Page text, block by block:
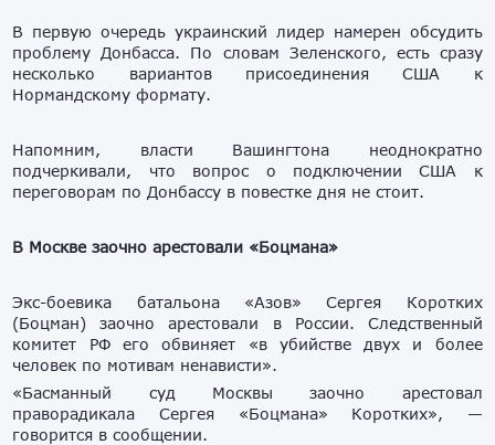
В первую очередь украинский лидер намерен обсудить
проблему Донбасса. По словам Зеленского, есть сразу
несколько вариантов присоединения США к
Нормандскому формату.
Напомним, власти Вашингтона неоднократно
подчеркивали, что вопрос о подключении США к
переговорам по Донбассу в повестке дня не стоит.
В Москве заочно арестовали «Боцмана»
Экс-боевика батальона «Азов» Сергея Коротких
(Боцман) заочно арестовали в России. Следственный
комитет РФ его обвиняет «в убийстве двух и более
человек по мотивам ненависти».
«Басманный суд Москвы заочно арестовал
праворадикала Сергея «Боцмана» Коротких», —
говорится в сообщении.